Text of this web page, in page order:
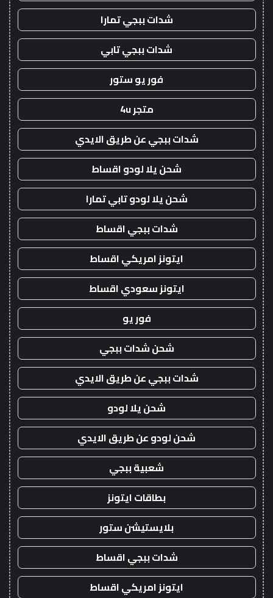
شدات ببجي تمارا
شدات ببجي تابي
فور يو ستور
متجر 4u
شدات ببجي عن طريق الايدي
شحن يلا لودو اقساط
شحن يلا لودو تابي تمارا
شدات ببجي اقساط
ايتونز امريكي اقساط
ايتونز سعودي اقساط
فور يو
شحن شدات ببجي
شدات ببجي عن طريق الايدي
شحن يلا لودو
شحن لودو عن طريق الايدي
شعبية ببجي
بطاقات ايتونز
بلايستيشن ستور
شدات ببجي اقساط
ايتونز امريكي اقساط